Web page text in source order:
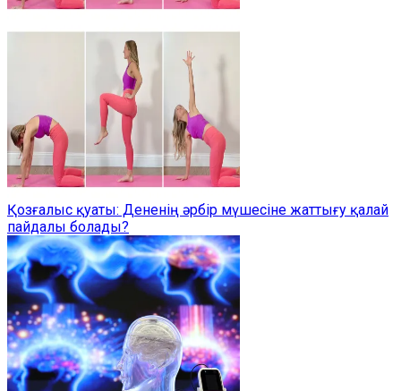
Қозғалыс қуаты: Дененің әрбір мүшесіне жаттығу қалай
пайдалы болады?